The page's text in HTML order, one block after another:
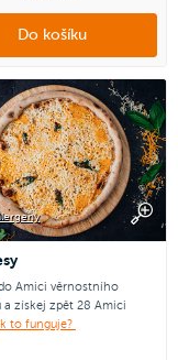
Do košíku
Amici věrnostního
a získej zpět 28 Amici
to funguje?